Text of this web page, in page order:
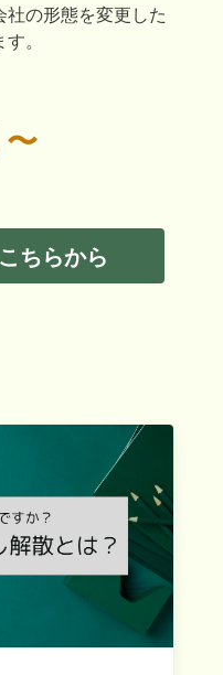
の形態を変更した
。
ちらから